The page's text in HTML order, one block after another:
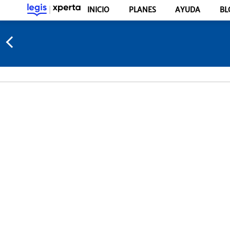
INICIO PLANES AYUDA